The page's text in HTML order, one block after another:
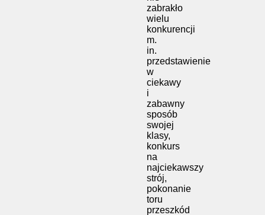
zabrakło
wielu
konkurencji
m.
in.
przedstawienie
w
ciekawy
i
zabawny
sposób
swojej
klasy,
konkurs
na
najciekawszy
strój,
pokonanie
toru
przeszkód